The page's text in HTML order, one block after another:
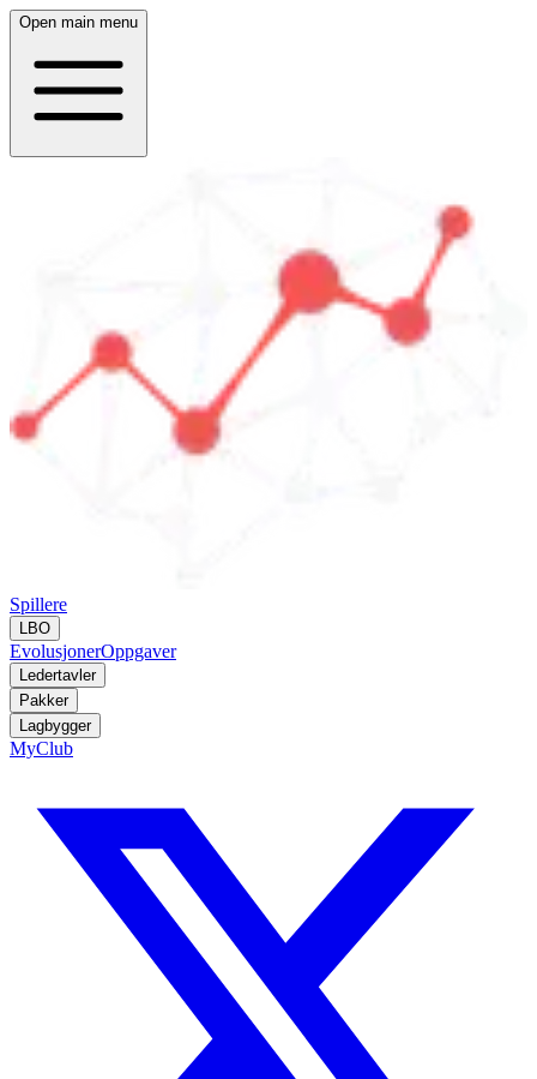
Open main menu
Spillere
LBO
EvolusjonerOppgaver
Ledertavler
Pakker
Lagbygger
MyClub